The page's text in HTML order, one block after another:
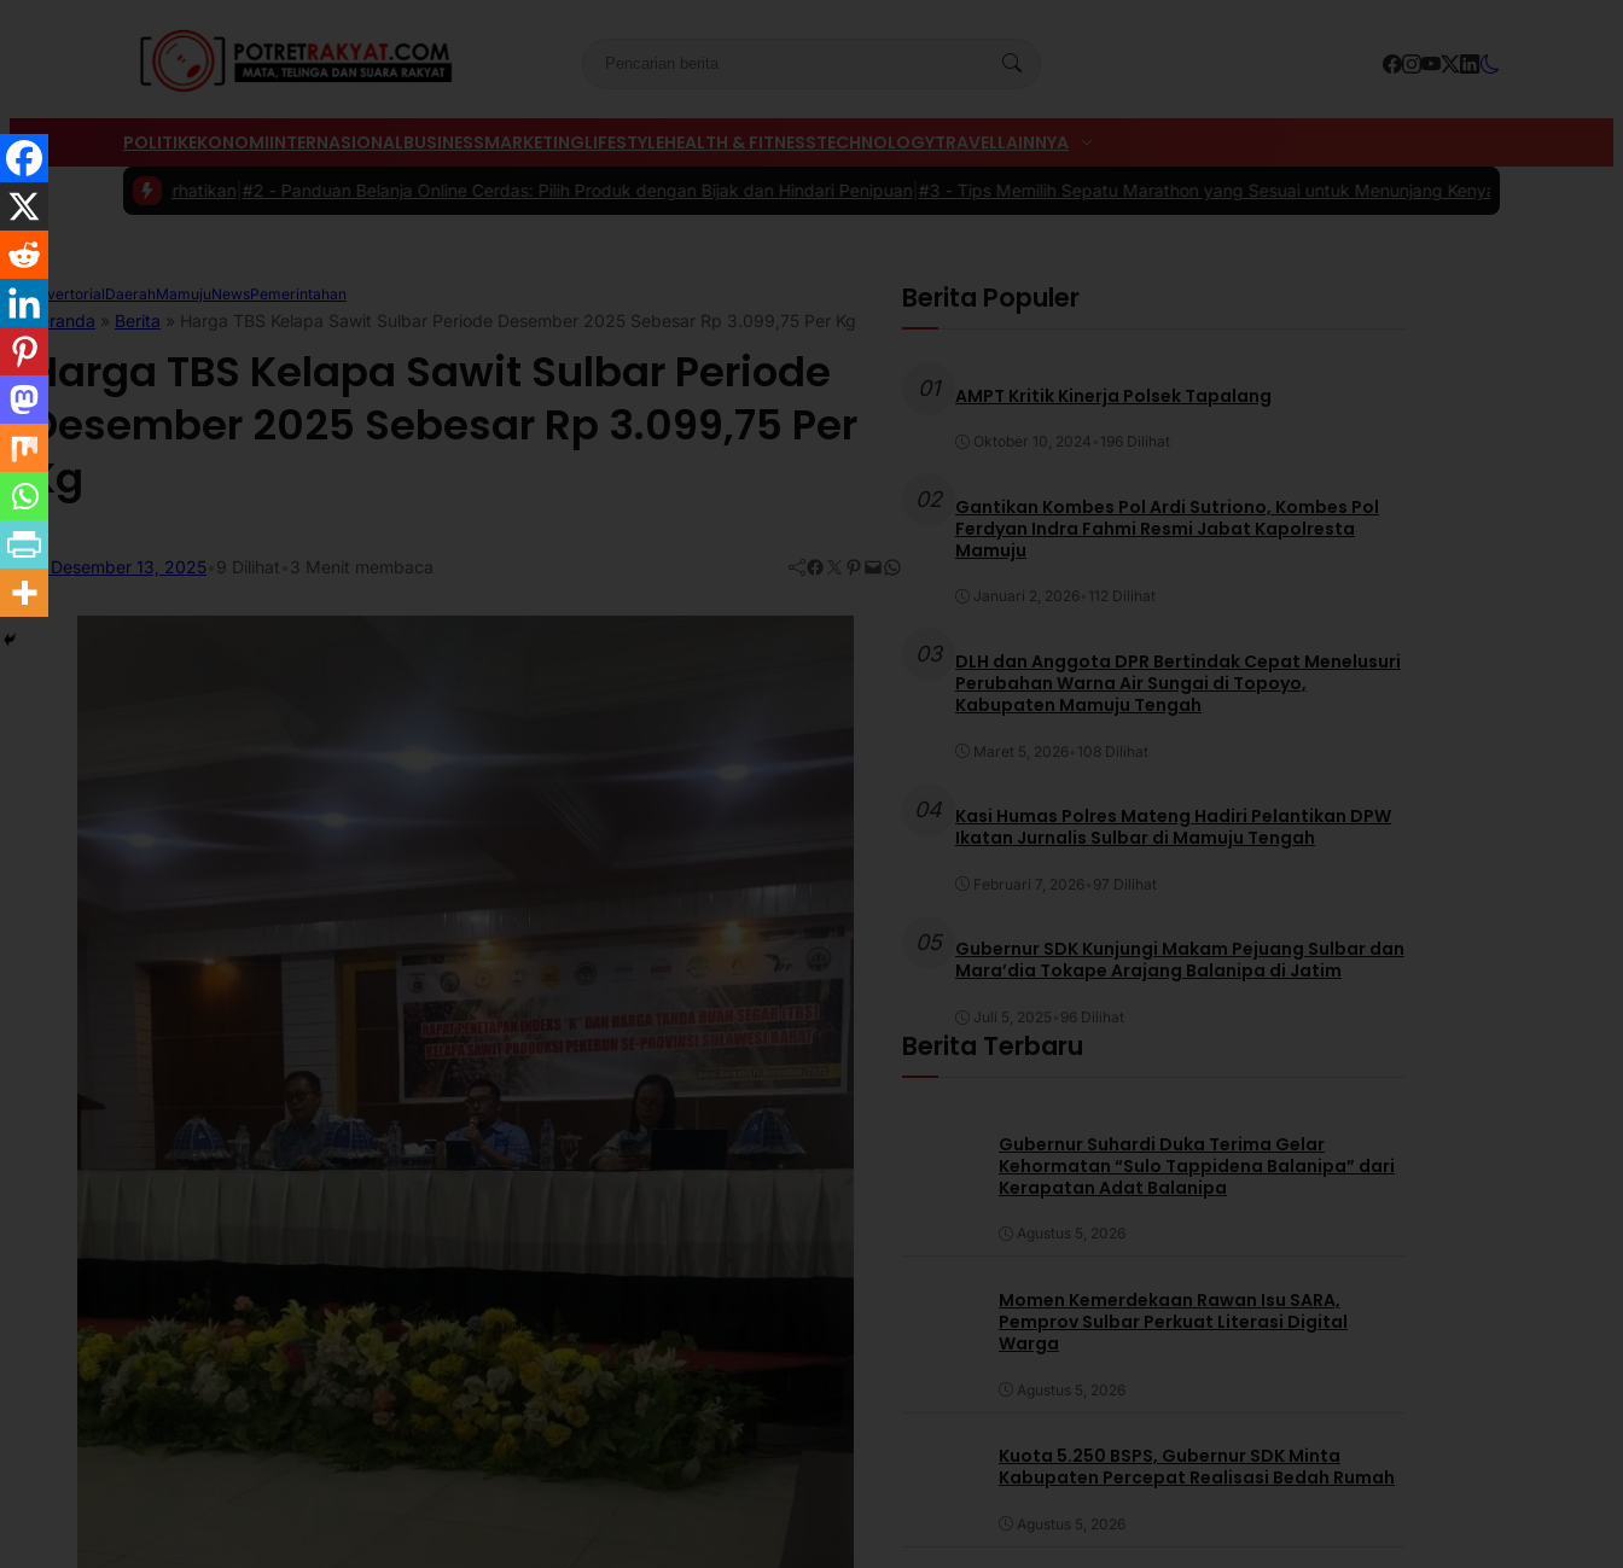
POLITIKEKONOMIINTERNASIONALBUSINESSMARKETINGLIFESTYLEHEALTH & FITNESSTECHNOLOGYTRAVELLAINNYA
Panduan Belanja Online Cerdas: Pilih Produk dengan Bijak dan Hindari Penipuan|#3 -Tips Memilih Sepatu Marathon yang Sesuai untuk Menunjang Kenyamanan dan Performa
AdvertorialDaerahMamujuNewsPemerintahan
Beranda » Berita » Harga TBS Kelapa Sawit Sulbar Periode Desember 2025 Sebesar Rp 3.099,75 Per Kg
Harga TBS Kelapa Sawit Sulbar Periode
Desember 2025 Sebesar Rp 3.099,75 Per
Kg
Desember 13, 2025 9 Dilihat 3 Menit membaca Facebook Twitter Pinterest Mail WhatsApp
Berita Populer
01 AMPT Kritik Kinerja Polsek Tapalang
Oktober 10, 2024 196 Dilihat
02
Gantikan Kombes Pol Ardi Sutriono, Kombes Pol
Ferdyan Indra Fahmi Resmi Jabat Kapolresta
Mamuju
Januari 2, 2026 112 Dilihat
03
DLH dan Anggota DPR Bertindak Cepat Menelusuri
Perubahan Warna Air Sungai di Topoyo,
Kabupaten Mamuju Tengah
Maret 5, 2026 108 Dilihat
04 Kasi Humas Polres Mateng Hadiri Pelantikan DPW
Ikatan Jurnalis Sulbar di Mamuju Tengah
Februari 7, 2026 97 Dilihat
05
Gubernur SDK Kunjungi Makam Pejuang Sulbar dan
Mara’dia Tokape Arajang Balanipa di Jatim
Juli 5, 2025 96 Dilihat
Berita Terbaru
Gubernur Suhardi Duka Terima Gelar
Kehormatan “Sulo Tappidena Balanipa” dari
Kerapatan Adat Balanipa
Agustus 5, 2026
Momen Kemerdekaan Rawan Isu SARA,
Pemprov Sulbar Perkuat Literasi Digital
Warga
Agustus 5, 2026
Kuota 5.250 BSPS, Gubernur SDK Minta
Kabupaten Percepat Realisasi Bedah Rumah
Agustus 5, 2026